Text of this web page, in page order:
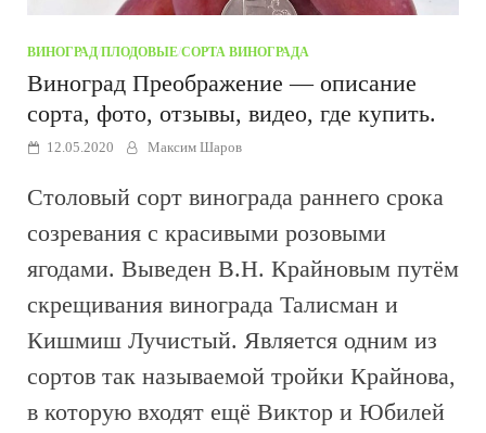
ВИНОГРАД ПЛОДОВЫЕ СОРТА ВИНОГРАДА
Виноград Преображение — описание
сорта, фото, отзывы, видео, где купить.
12.05.2020 Максим Шаров
Столовый сорт винограда раннего срока
созревания с красивыми розовыми
ягодами. Выведен В.Н. Крайновым путём
скрещивания винограда Талисман и
Кишмиш Лучистый. Является одним из
сортов так называемой тройки Крайнова,
в которую входят ещё Виктор и Юбилей